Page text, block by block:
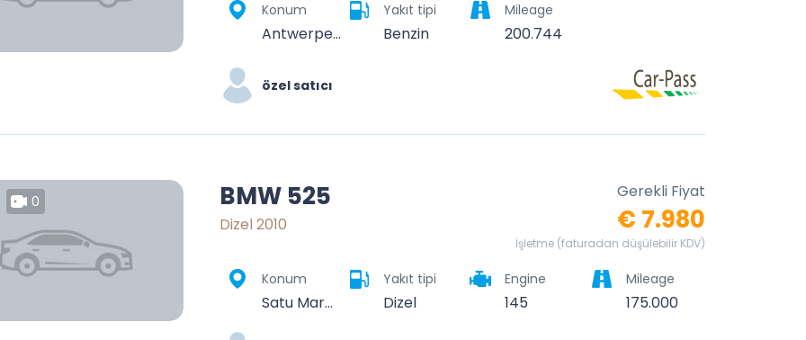
Konum
Antwerpen, Vlaanderen, België
Yakıt tipi
Benzin
Mileage
200.744
özel satıcı
0 BMW 525
Dizel 2010
Gerekli Fiyat
€ 7.980
İşletme (faturadan düşülebilir KDV)
Konum
Satu Mare, România
Yakıt tipi
Dizel
Engine
145
Mileage
175.000